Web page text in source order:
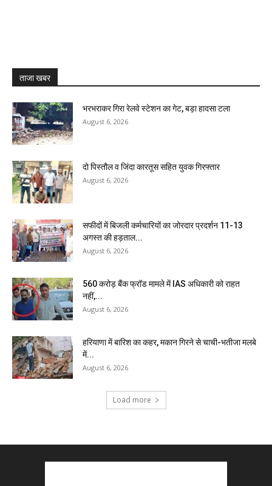
ताजा खबर
भरभराकर गिरा रेलवे स्टेशन का गेट, बड़ा हादसा टला
August 6, 2026
दो पिस्तौल व जिंदा कारतूस सहित युवक गिरफ्तार
August 6, 2026
सफीदों में बिजली कर्मचारियों का जोरदार प्रदर्शन 11-13
अगस्त की हड़ताल...
August 6, 2026
₹560 करोड़ बैंक फ्रॉड मामले में IAS अधिकारी को राहत
नहीं,...
August 6, 2026
हरियाणा में बारिश का कहर, मकान गिरने से चाची-भतीजा मलबे
में...
August 6, 2026
Load more